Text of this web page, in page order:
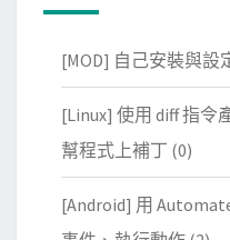
[MOD] 自己安裝與設
[Linux] 使用 diff 指令
幫程式上補丁 (0)
[Android] 用